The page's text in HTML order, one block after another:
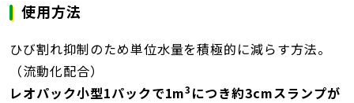
使用方法
ひび割れ抑制のため単位水量を積極的に減らす方法。
（流動化配合）
レオパック小型1パックで1m3 につき約3cmスランプが